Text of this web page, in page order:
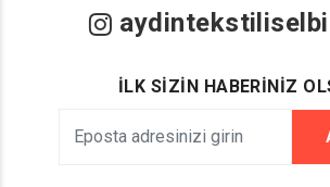
İLK SİZİN HABERİNİZ